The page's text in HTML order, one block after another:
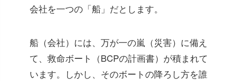
会社を一つの「船」だとします。
船（会社）には、万が一の嵐（災害）に備え
て、救命ボート（BCPの計画書）が積まれて
います。しかし、そのボートの降ろし方を誰